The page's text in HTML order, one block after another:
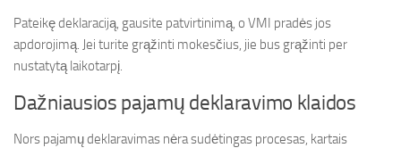
Pateikę deklaraciją, gausite patvirtinimą, o VMI pradės jos
apdorojimą. Jei turite grąžinti mokesčius, jie bus grąžinti per
nustatytą laikotarpį.
Dažniausios pajamų deklaravimo klaidos
Nors pajamų deklaravimas nėra sudėtingas procesas, kartais